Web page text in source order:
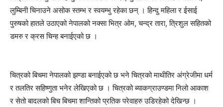
लुम्बिनी चिनाउने असोक स्तम्भ र स्वयम्भु रहेका छन् । हिन्दु महिला र ईसाई
पुरुषको हातले उठाएको नेपालको नक्सा भित्र ओम, चन्द्र तारा, त्रिशुल सहितको
डमरु र क्रस चिन्ह बनाईएको छ ।
चित्रको बिचमा नेपालको झण्डा बनाईएको छ भने चित्रको माथीतिर अंग्रेजीमा धर्म
र तलतिर सहिष्णुता भनेर लेखिएको छ । चित्रको ब्याकग्राउण्डमा निलो आकाश
र सेतो बादलको बिच बिचमा शान्तिको प्रतिक परेवाहरु उडिरहेको देखिन्छ ।